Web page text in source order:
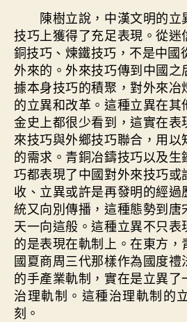
陳樹立說，中漢文明的立
技巧上獲得了充足表現。從迷
銅技巧、煉鐵技巧，不是中國
外來的。外來技巧傳到中國之
據本身技巧的積聚，對外來冶
的立異和改革。這種立異在
金史上都很少看到，這實在
來技巧與外鄉技巧聯合，用
的需求。青銅冶鑄技巧以及
巧都表現了中國對外來技巧
收、立異或許是再發明的經
統又向別傳播，這種態勢到唐
天一向這般。這種立異不只
的是表現在軌制上。在東方
國夏商周三代那樣作為國度
的手產業軌制，實在是立異
治理軌制。這種治理軌制的
刻。